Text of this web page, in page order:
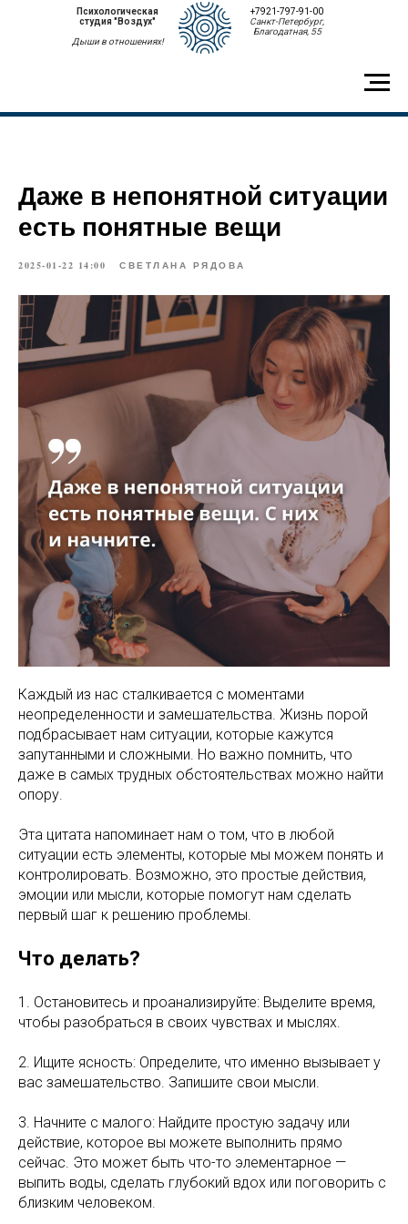
Психологическая
студия "Воздух"
Дыши в отношениях!
+7921-797-91-00
Санкт-Петербург,
Благодатная, 55
Даже в непонятной ситуации
есть понятные вещи
2025-01-22 14:00 СВЕТЛАНА РЯДОВА
Каждый из нас сталкивается с моментами
неопределенности и замешательства. Жизнь порой
подбрасывает нам ситуации, которые кажутся
запутанными и сложными. Но важно помнить, что
даже в самых трудных обстоятельствах можно найти
опору.
Эта цитата напоминает нам о том, что в любой
ситуации есть элементы, которые мы можем понять и
контролировать. Возможно, это простые действия,
эмоции или мысли, которые помогут нам сделать
первый шаг к решению проблемы.
Что делать?
1. Остановитесь и проанализируйте: Выделите время,
чтобы разобраться в своих чувствах и мыслях.
2. Ищите ясность: Определите, что именно вызывает у
вас замешательство. Запишите свои мысли.
3. Начните с малого: Найдите простую задачу или
действие, которое вы можете выполнить прямо
сейчас. Это может быть что-то элементарное —
выпить воды, сделать глубокий вдох или поговорить с
близким человеком.